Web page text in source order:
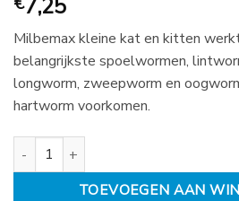
7,25
Milbemax kleine kat en kitten
belangrijkste spoelwormen,
longworm, zweepworm en
hartworm voorkomen.
Milbemax kleine kat en kitten 2 tabl
TOEVOEGEN AAN